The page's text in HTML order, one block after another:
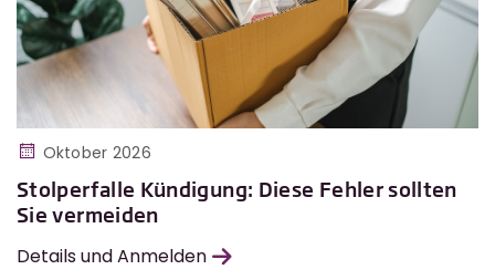
Oktober 2026
Stolperfalle Kündigung: Diese Fehler sollten
Sie vermeiden
Details und Anmelden